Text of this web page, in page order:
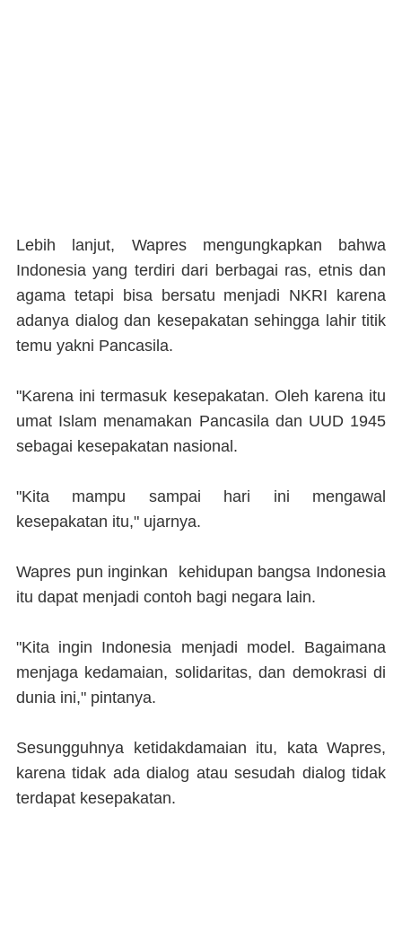
Lebih lanjut, Wapres mengungkapkan bahwa
Indonesia yang terdiri dari berbagai ras, etnis dan
agama tetapi bisa bersatu menjadi NKRI karena
adanya dialog dan kesepakatan sehingga lahir titik
temu yakni Pancasila.
"Karena ini termasuk kesepakatan. Oleh karena itu
umat Islam menamakan Pancasila dan UUD 1945
sebagai kesepakatan nasional.
"Kita mampu sampai hari ini mengawal
kesepakatan itu," ujarnya.
Wapres pun inginkan kehidupan bangsa Indonesia
itu dapat menjadi contoh bagi negara lain.
"Kita ingin Indonesia menjadi model. Bagaimana
menjaga kedamaian, solidaritas, dan demokrasi di
dunia ini," pintanya.
Sesungguhnya ketidakdamaian itu, kata Wapres,
karena tidak ada dialog atau sesudah dialog tidak
terdapat kesepakatan.